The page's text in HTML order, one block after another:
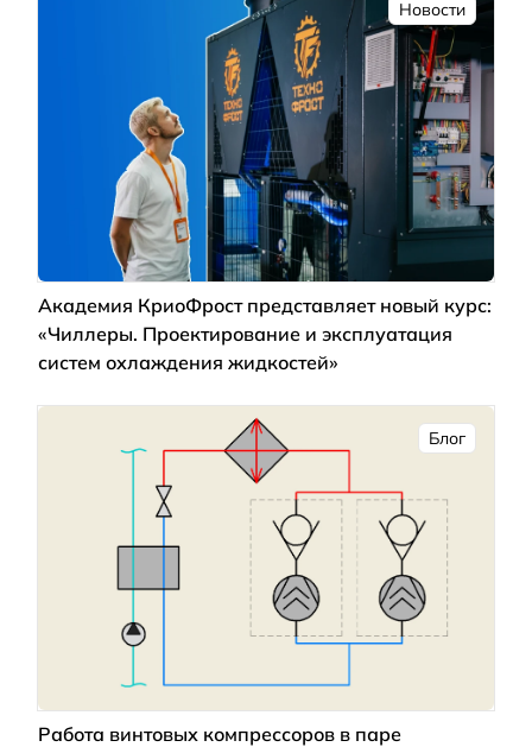
Новости
Академия КриоФрост представляет новый курс:
«Чиллеры. Проектирование и эксплуатация
систем охлаждения жидкостей»
Блог
Работа винтовых компрессоров в паре